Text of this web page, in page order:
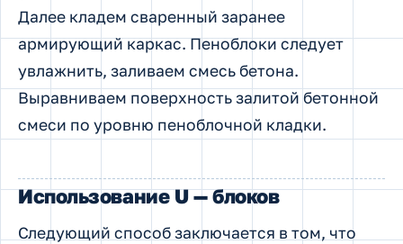
Далее кладем сваренный заранее
армирующий каркас. Пеноблоки следует
увлажнить, заливаем смесь бетона.
Выравниваем поверхность залитой бетонной
смеси по уровню пеноблочной кладки.
Использование U — блоков
Следующий способ заключается в том, что